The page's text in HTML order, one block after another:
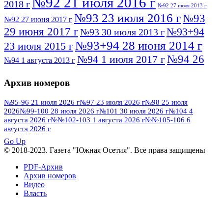
2018 г
№92 27 июля 2013 г
№92 27 июня 2017 г №93 23 июля 2016 г№93
29 июня 2017 г№93 30 июля 2013 г№93+94
23 июля 2015 г№93+94 28 июня 2014 г
№94 1 августа 2013 г №94 1 июля 2017 г№94 26
№95 7 августа 2012 г
№95 28 июля 2016 г№95+96 3 августа
2013 г№96 6 июля 2017 г№96 9 августа
2012 г №96 28 июля 2015 г
№96+97 30 июля 2016 г
№97 11 августа 2012 г
№97 30 июля 2015 г
№98 2 августа 2016 г
Архив номеров
№95-96 21 июля 2026 г№97 23 июля 2026 г№98 25 июля
2026№99-100 28 июля 2026 г№101 30 июля 2026 г№104 4
августа 2026 г№№102-103 1 августа 2026 г№№105-106 6
августа 2026 г
ПОСМОТРЕТЬ ВСЕ
Go Up
© 2018-2023. Газета "Южная Осетия". Все права защищены
PDF-Архив
Архив номеров
Видео
Власть